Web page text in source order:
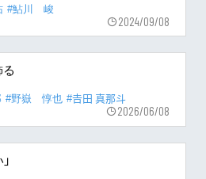
#鮎川 峻
2024/09/08
#野嶽 惇也 #𠮷田 真那斗
2026/06/08